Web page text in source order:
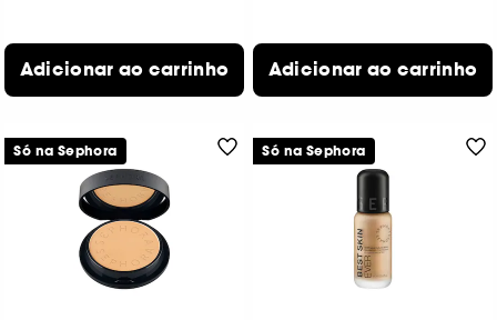
Adicionar ao carrinho Adicionar ao carrinho
Só na Sephora Só na Sephora